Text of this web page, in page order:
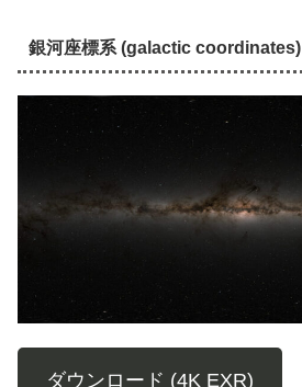
銀河座標系 (galactic coordinates)
ダウンロード (4K EXR)